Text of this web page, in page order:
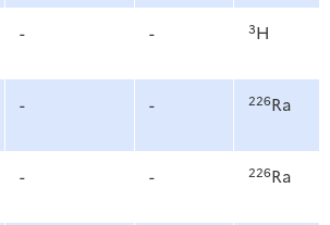
- - 3H
- - 226Ra
- - 226Ra